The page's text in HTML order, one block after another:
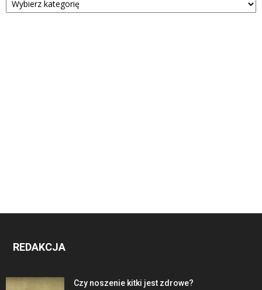
REDAKCJA
Czy noszenie kitki jest zdrowe?